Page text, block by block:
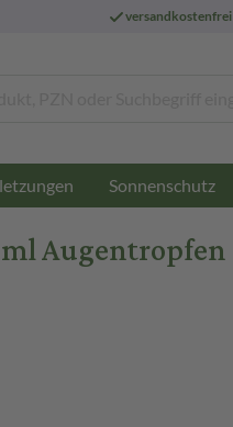
versandkostenfrei
Sonnenschutz
Augentropfen